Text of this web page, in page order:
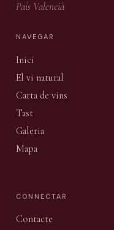
País Valencià
NAVEGAR
Inici
El vi natural
Carta de vins
Tast
Galeria
Mapa
CONNECTAR
Contacte